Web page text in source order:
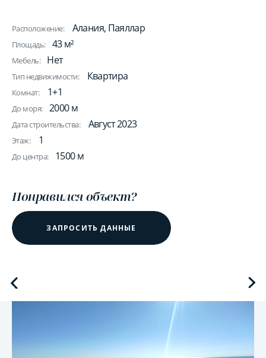
Расположение: Алания, Паяллар
Площадь: 43 м²
Мебель: Нет
Тип недвижимости: Квартира
Комнат: 1+1
До моря: 2000 м
Дата строительства: Август 2023
Этаж: 1
До центра: 1500 м
Понравился объект?
ЗАПРОСИТЬ ДАННЫЕ